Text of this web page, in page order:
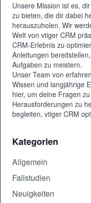
Unsere Mission ist es,
zu bieten, die dir dabei
herauszuholen. Wir
Welt von vtiger CRM
CRM-Erlebnis zu
Anleitungen
Aufgaben zu meistern.
Unser Team von
Wissen und langjährige
hier, um deine Fragen
Herausforderungen zu
begleiten, vtiger CRM
Kategorien
Allgemein
Fallstudien
Neuigkeiten